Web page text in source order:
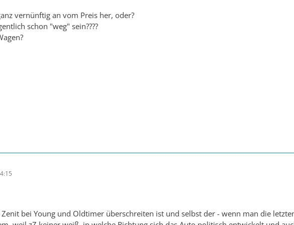
vernünftig an vom Preis her, oder?
schon "weg" sein????
bei Young und Oldtimer überschreiten ist und selbst der - wenn man die